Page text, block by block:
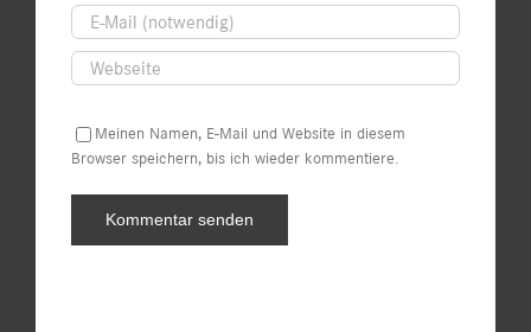
Meinen Namen, E-Mail und Website in diesem
Browser speichern, bis ich wieder kommentiere.